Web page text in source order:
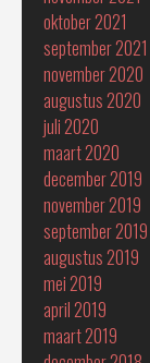
oktober 2021
september 2021
november 2020
augustus 2020
juli 2020
maart 2020
december 2019
november 2019
september 2019
augustus 2019
mei 2019
april 2019
maart 2019